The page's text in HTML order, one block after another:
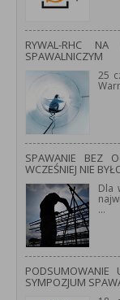
RYWAL-RHC NA
SPAWALNICZYM
25
SPAWANIE BEZ
WCZEŚNIEJ NIE
Dla
...
PODSUMOWANIE
SYMPOZJUM